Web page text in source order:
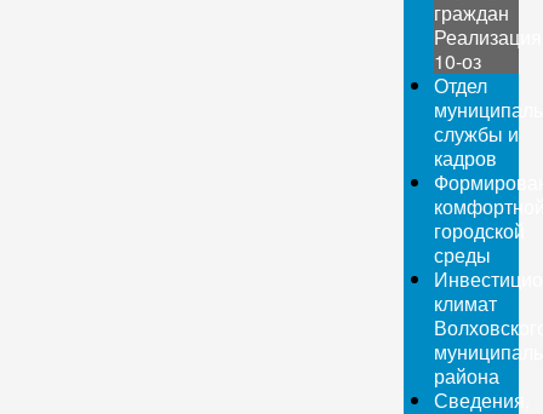
граждан
Реализация
10-оз
Отдел
службы и
кадров
городской
среды
климат
района
Сведения,